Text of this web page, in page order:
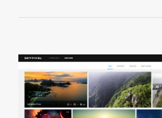
View
Larger
Image